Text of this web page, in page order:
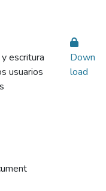
escritura
usuarios
Down
load